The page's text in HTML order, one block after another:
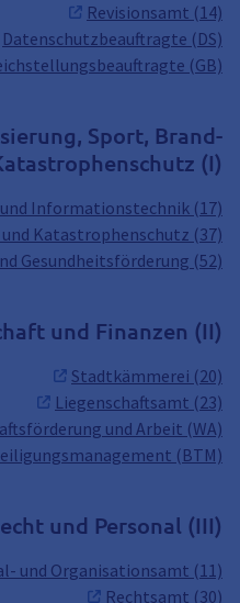
Revisionsamt (14)
Datenschutzbeauftragte (DS)
(GB)
Sport, Brand-
(I)
Informationstechnik (17)
Katastrophenschutz (37)
Gesundheitsförderung (52)
und Finanzen (II)
Stadtkämmerei (20)
Liegenschaftsamt (23)
und Arbeit (WA)
(BTM)
und Personal (III)
und Organisationsamt (11)
Rechtsamt (30)